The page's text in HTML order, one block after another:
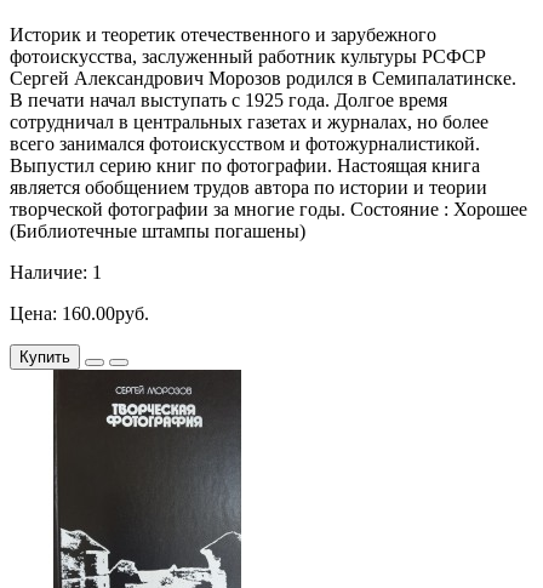
Историк и теоретик отечественного и зарубежного
фотоискусства, заслуженный работник культуры РСФСР
Сергей Александрович Морозов родился в Семипалатинске.
В печати начал выступать с 1925 года. Долгое время
сотрудничал в центральных газетах и журналах, но более
всего занимался фотоискусством и фотожурналистикой.
Выпустил серию книг по фотографии. Настоящая книга
является обобщением трудов автора по истории и теории
творческой фотографии за многие годы. Состояние : Хорошее
(Библиотечные штампы погашены)
Наличие: 1
Цена: 160.00руб.
Купить